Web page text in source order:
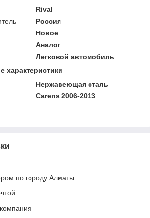
Rival
Россия
Новое
Аналог
Легковой автомобиль
характеристики
Нержавеющая сталь
Carens 2006-2013
по городу Алматы